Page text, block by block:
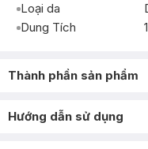
Loại da
Dung Tích
Thành phần sản phẩm
Hướng dẫn sử dụng